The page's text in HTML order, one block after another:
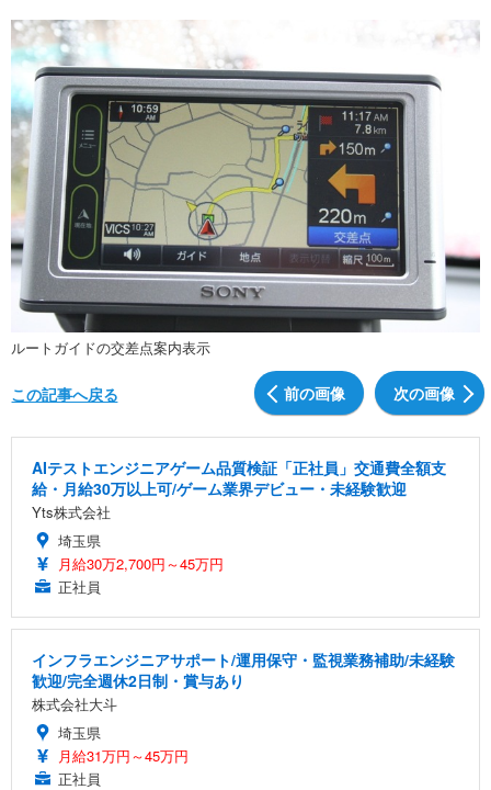
ショッピング
ルートガイドの交差点案内表示
前の画像 次の画像
この記事へ戻る
AIテストエンジニアゲーム品質検証「正社員」交通費全額支
給・月給30万以上可/ゲーム業界デビュー・未経験歓迎
Yts株式会社
埼玉県
月給30万2,700円～45万円
正社員
インフラエンジニアサポート/運用保守・監視業務補助/未経験
歓迎/完全週休2日制・賞与あり
株式会社大斗
埼玉県
月給31万円～45万円
正社員